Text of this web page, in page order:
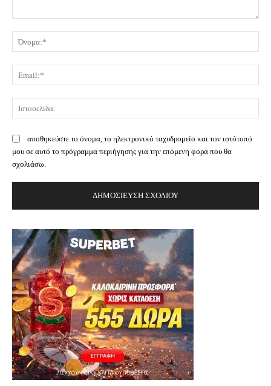
αποθηκεύστε το όνομα, το ηλεκτρονικό ταχυδρομείο και τον ιστότοπό
μου σε αυτό το πρόγραμμα περιήγησης για την επόμενη φορά που θα
σχολιάσω.